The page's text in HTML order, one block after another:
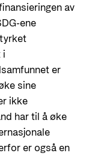
av
ene
i
er
sine
ikke
har til å øke
er også en